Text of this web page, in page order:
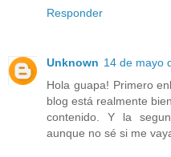
Responder
Unknown 14 de mayo
Hola guapa! Primero
blog está realmente
contenido. Y la
aunque no sé si me